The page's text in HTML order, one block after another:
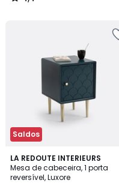
/
Saldos
LA REDOUTE INTERIEURS
Mesa de cabeceira, 1 porta
reversível, Luxore
4,4
/ 5